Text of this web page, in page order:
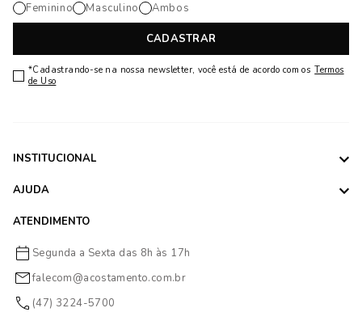
CADASTRAR
Feminino Masculino Ambos
*Cadastrando-se na nossa newsletter, você está de acordo com os Termos
de Uso
INSTITUCIONAL
AJUDA
ATENDIMENTO
Segunda a Sexta das 8h às 17h
falecom@acostamento.com.br
(47) 3224-5700